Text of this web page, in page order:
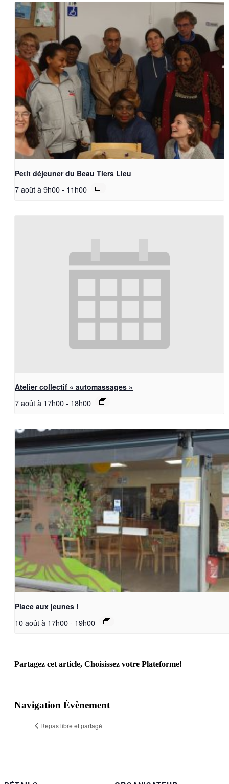
Petit déjeuner du Beau Tiers Lieu
7 août à 9h00- 11h00
Atelier collectif « automassages »
7 août à 17h00- 18h00
Place aux jeunes !
10 août à 17h00- 19h00
Partagez cet article, Choisissez votre Plateforme!
Navigation Évènement
Repas libre et partagé